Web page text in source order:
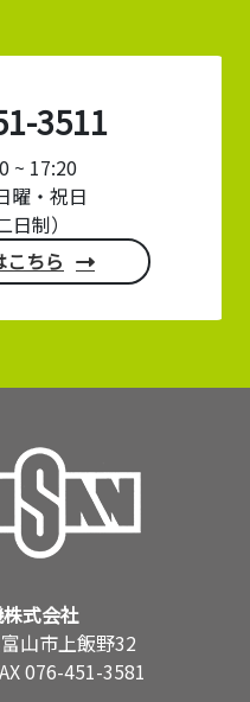
3511
~ 17:20
曜・祝日
日制）
ちら
式会社
山市上飯野32
076-451-3581